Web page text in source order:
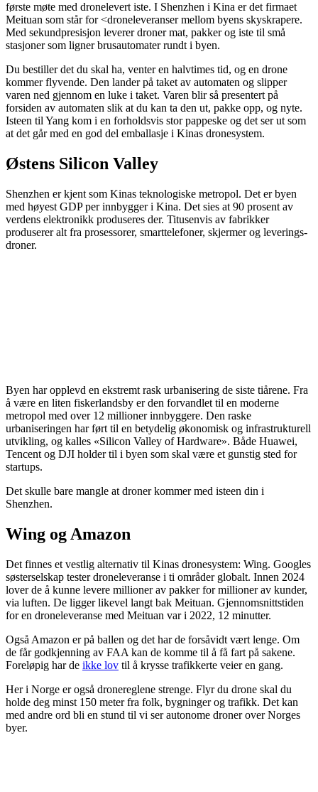
første møte med dronelevert iste. I Shenzhen i Kina er det firmaet
Meituan som står for <droneleveranser mellom byens skyskrapere.
Med sekundpresisjon leverer droner mat, pakker og iste til små
stasjoner som ligner brusautomater rundt i byen.
Du bestiller det du skal ha, venter en halvtimes tid, og en drone
kommer flyvende. Den lander på taket av automaten og slipper
varen ned gjennom en luke i taket. Varen blir så presentert på
forsiden av automaten slik at du kan ta den ut, pakke opp, og nyte.
Isteen til Yang kom i en forholdsvis stor pappeske og det ser ut som
at det går med en god del emballasje i Kinas dronesystem.
Østens Silicon Valley
Shenzhen er kjent som Kinas teknologiske metropol. Det er byen
med høyest GDP per innbygger i Kina. Det sies at 90 prosent av
verdens elektronikk produseres der. Titusenvis av fabrikker
produserer alt fra prosessorer, smarttelefoner, skjermer og leverings-
droner.
Byen har opplevd en ekstremt rask urbanisering de siste tiårene. Fra
å være en liten fiskerlandsby er den forvandlet til en moderne
metropol med over 12 millioner innbyggere. Den raske
urbaniseringen har ført til en betydelig økonomisk og infrastrukturell
utvikling, og kalles «Silicon Valley of Hardware». Både Huawei,
Tencent og DJI holder til i byen som skal være et gunstig sted for
startups.
Det skulle bare mangle at droner kommer med isteen din i
Shenzhen.
Wing og Amazon
Det finnes et vestlig alternativ til Kinas dronesystem: Wing. Googles
søsterselskap tester droneleveranse i ti områder globalt. Innen 2024
lover de å kunne levere millioner av pakker for millioner av kunder,
via luften. De ligger likevel langt bak Meituan. Gjennomsnittstiden
for en droneleveranse med Meituan var i 2022, 12 minutter.
Også Amazon er på ballen og det har de forsåvidt vært lenge. Om
de får godkjenning av FAA kan de komme til å få fart på sakene.
Foreløpig har de ikke lov til å krysse trafikkerte veier en gang.
Her i Norge er også dronereglene strenge. Flyr du drone skal du
holde deg minst 150 meter fra folk, bygninger og trafikk. Det kan
med andre ord bli en stund til vi ser autonome droner over Norges
byer.